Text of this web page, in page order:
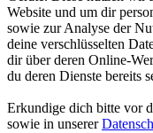
Website und um dir
sowie zur Analyse der
deine verschlüsselten
dir über deren Online-
du deren Dienste bereits
Erkundige dich bitte vor
sowie in unserer